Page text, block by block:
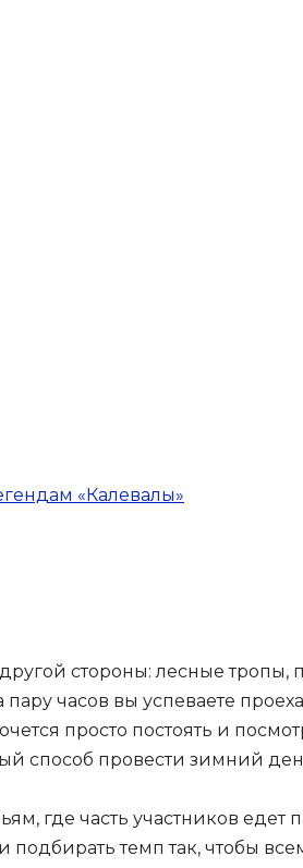
«Калевалы»
стороны: лесные тропы,
часов вы успеваете
просто постоять и
способ провести зимний
где часть участников едет
подбирать темп так, чтобы